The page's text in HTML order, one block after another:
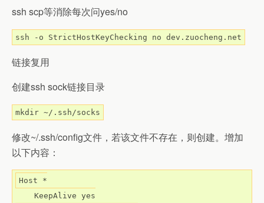
ssh scp等消除每次问yes/no
ssh -o StrictHostKeyChecking no dev.zuocheng.net
链接复用
创建ssh sock链接目录
mkdir ~/.ssh/socks
修改~/.ssh/config文件，若该文件不存在，则创建。增加
以下内容：
Host *
    KeepAlive yes